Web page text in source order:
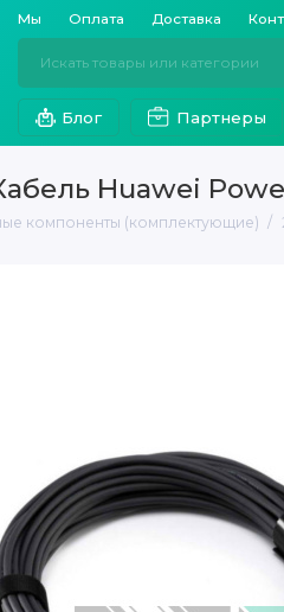
Мы Оплата Доставка
Блог Партнеры
Huawei
компоненты (комплектующие)